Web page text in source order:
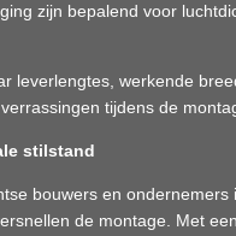
zijn bepalend voor
leverlengtes, werkende
tijdens de
stilstand
bouwers en ondernemers
de montage. Met